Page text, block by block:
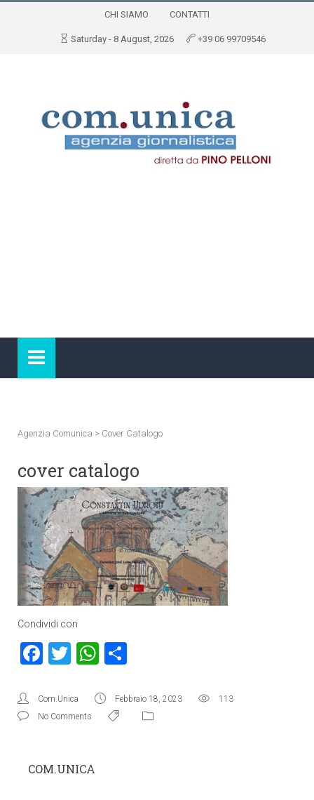
CHI SIAMO CONTATTI
Saturday - 8 August, 2026 +39 06 99709546
Agenzia Comunica > Cover Catalogo
cover catalogo
Condividi con
Facebook
TwitterWhatsApp
Com.Unica Febbraio 18, 2023
113
No Comments
COM.UNICA